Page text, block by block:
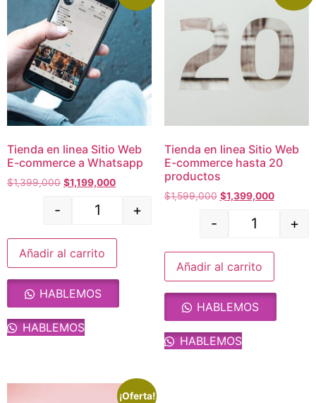
Tienda en linea Sitio Web
E-commerce a Whatsapp
$1,399,000 $1,199,000
- +
Añadir al carrito
HABLEMOS
HABLEMOS
Tienda en linea Sitio Web
E-commerce hasta 20
productos
$1,599,000 $1,399,000
- +
Añadir al carrito
HABLEMOS
HABLEMOS
¡Oferta!